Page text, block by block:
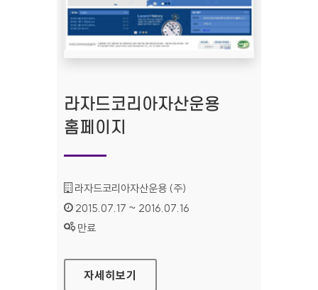
라자드코리아자산운용
홈페이지
기관명 :
라자드코리아자산운용 (주)
인증기간 :
2015.07.17 ~ 2016.07.16
상태 :
만료
라자드코리아자산운용 홈페이지
자세히보기